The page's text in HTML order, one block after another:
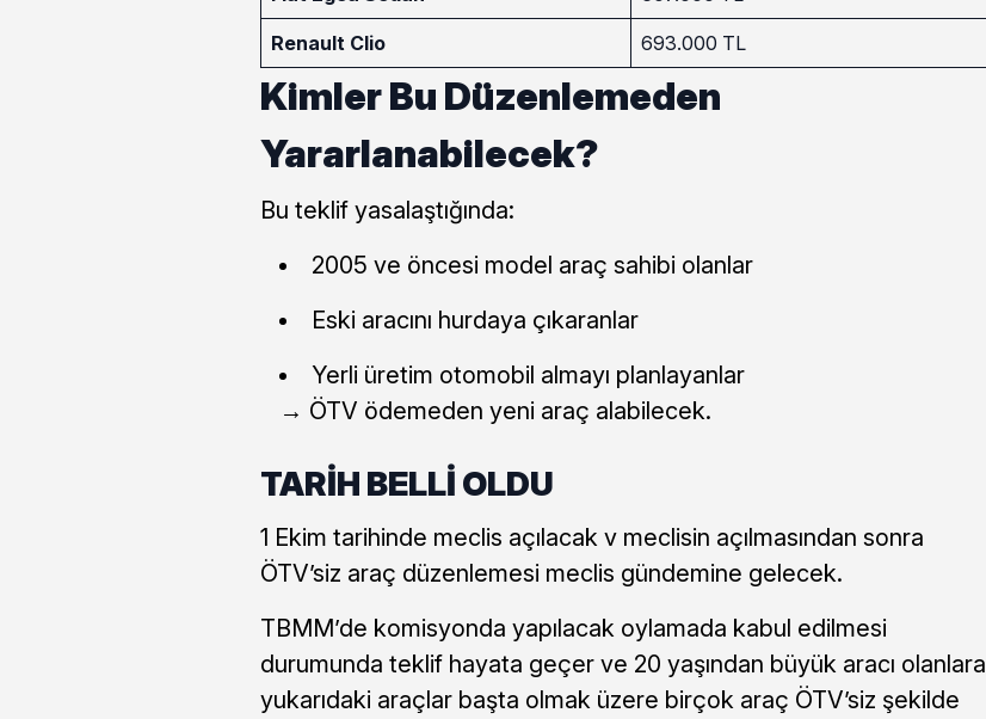
Renault Clio 693.000 TL
Kimler Bu Düzenlemeden
Yararlanabilecek?
Bu teklif yasalaştığında:
2005 ve öncesi model araç sahibi olanlar
Eski aracını hurdaya çıkaranlar
Yerli üretim otomobil almayı planlayanlar
→ ÖTV ödemeden yeni araç alabilecek.
TARİH BELLİ OLDU
1 Ekim tarihinde meclis açılacak v meclisin açılmasından sonra
ÖTV’siz araç düzenlemesi meclis gündemine gelecek.
TBMM’de komisyonda yapılacak oylamada kabul edilmesi
durumunda teklif hayata geçer ve 20 yaşından büyük aracı olanlara
yukarıdaki araçlar başta olmak üzere birçok araç ÖTV’siz şekilde